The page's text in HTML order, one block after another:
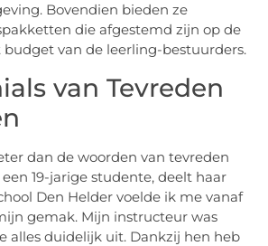
Bovendien bieden ze
die afgestemd zijn op de
van de leerling-bestuurders.
van Tevreden
dan de woorden van tevreden
19-jarige studente, deelt haar
Den Helder voelde ik me vanaf
gemak. Mijn instructeur was
alles duidelijk uit. Dankzij hen heb